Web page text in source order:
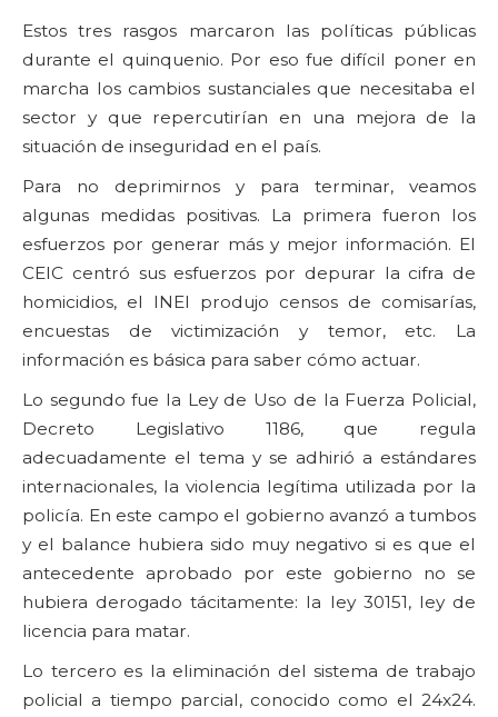
Estos tres rasgos marcaron las políticas públicas
durante el quinquenio. Por eso fue difícil poner en
marcha los cambios sustanciales que necesitaba el
sector y que repercutirían en una mejora de la
situación de inseguridad en el país.
Para no deprimirnos y para terminar, veamos
algunas medidas positivas. La primera fueron los
esfuerzos por generar más y mejor información. El
CEIC centró sus esfuerzos por depurar la cifra de
homicidios, el INEI produjo censos de comisarías,
encuestas de victimización y temor, etc. La
información es básica para saber cómo actuar.
Lo segundo fue la Ley de Uso de la Fuerza Policial,
Decreto Legislativo 1186, que regula
adecuadamente el tema y se adhirió a estándares
internacionales, la violencia legítima utilizada por la
policía. En este campo el gobierno avanzó a tumbos
y el balance hubiera sido muy negativo si es que el
antecedente aprobado por este gobierno no se
hubiera derogado tácitamente: la ley 30151, ley de
licencia para matar.
Lo tercero es la eliminación del sistema de trabajo
policial a tiempo parcial, conocido como el 24x24.